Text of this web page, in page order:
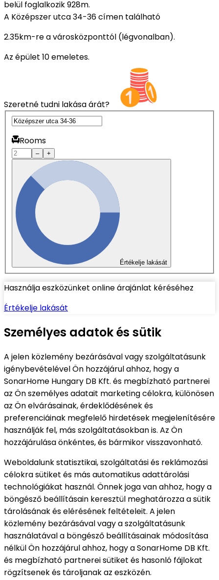
belül foglalkozik 928m.
A Középszer utca 34-36 címen található
2.35km-re a városközponttól (légvonalban).
Az épület 10 emeletes.
Szeretné tudni lakása árát?
Rooms
– +
Értékelje lakását
Használja eszközünket online árajánlat kéréséhez
Értékelje lakását
Személyes adatok és sütik
A jelen közlemény bezárásával vagy szolgáltatásunk
igénybevételével Ön hozzájárul ahhoz, hogy a
SonarHome Hungary DB Kft. és megbízható partnerei
az Ön személyes adatait marketing célokra, különösen
az Ön elvárásainak, érdeklődésének és
preferenciáinak megfelelő hirdetések megjelenítésére
használják fel, más szolgáltatásokban is. Az Ön
hozzájárulása önkéntes, és bármikor visszavonható.
Weboldalunk statisztikai, szolgáltatási és reklámozási
célokra sütiket és más automatikus adattárolási
technológiákat használ. Önnek joga van ahhoz, hogy a
böngésző beállításain keresztül meghatározza a sütik
tárolásának és elérésének feltételeit. A jelen
közlemény bezárásával vagy a szolgáltatásunk
használatával a böngésző beállításainak módosítása
nélkül Ön hozzájárul ahhoz, hogy a SonarHome DB Kft.
és megbízható partnerei sütiket és hasonló fájlokat
rögzítsenek és tároljanak az eszközén.